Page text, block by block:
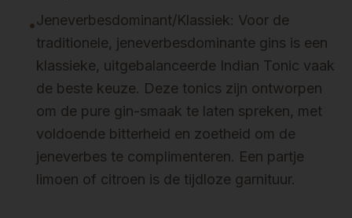
•Jeneverbesdominant/Klassiek: Voor de
traditionele, jeneverbesdominante gins is een
klassieke, uitgebalanceerde Indian Tonic vaak
de beste keuze. Deze tonics zijn ontworpen
om de pure gin-smaak te laten spreken, met
voldoende bitterheid en zoetheid om de
jeneverbes te complimenteren. Een partje
limoen of citroen is de tijdloze garnituur.